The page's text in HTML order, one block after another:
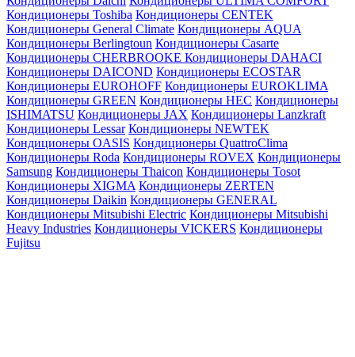
Кондиционеры Toshiba Кондиционеры CENTEK
Кондиционеры General Climate Кондиционеры AQUA
Кондиционеры Berlingtoun Кондиционеры Casarte
Кондиционеры CHERBROOKE Кондиционеры DAHACI
Кондиционеры DAICOND Кондиционеры ECOSTAR
Кондиционеры EUROHOFF Кондиционеры EUROKLIMA
Кондиционеры GREEN Кондиционеры HEC Кондиционеры
ISHIMATSU Кондиционеры JAX Кондиционеры Lanzkraft
Кондиционеры Lessar Кондиционеры NEWTEK
Кондиционеры OASIS Кондиционеры QuattroClima
Кондиционеры Roda Кондиционеры ROVEX Кондиционеры
Samsung Кондиционеры Thaicon Кондиционеры Tosot
Кондиционеры XIGMA Кондиционеры ZERTEN
Кондиционеры Daikin Кондиционеры GENERAL
Кондиционеры Mitsubishi Electric Кондиционеры Mitsubishi
Heavy Industries Кондиционеры VICKERS Кондиционеры
Fujitsu